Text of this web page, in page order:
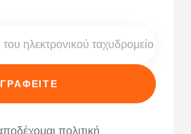
πολιτική